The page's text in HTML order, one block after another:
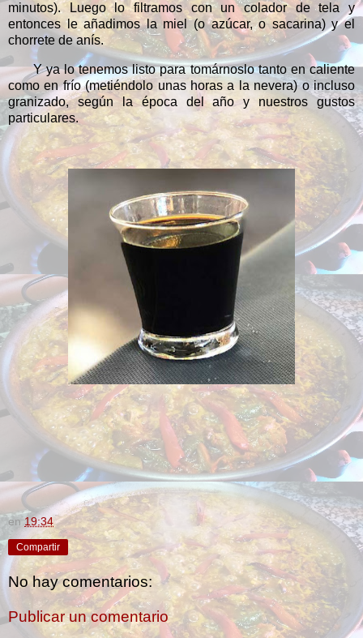
minutos). Luego lo filtramos con un colador de tela y
entonces le añadimos la miel (o azúcar, o sacarina) y el
chorrete de anís.
Y ya lo tenemos listo para tomárnoslo tanto en caliente
como en frío (metiéndolo unas horas a la nevera) o incluso
granizado, según la época del año y nuestros gustos
particulares.
en 19:34
Compartir
No hay comentarios:
Publicar un comentario